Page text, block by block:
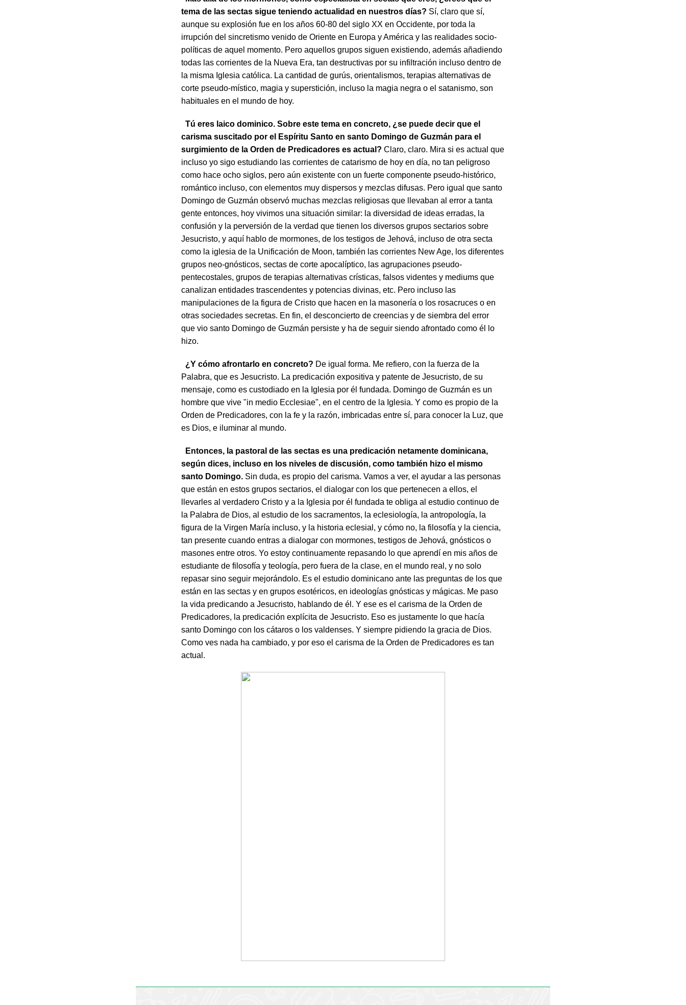
tema de las sectas sigue teniendo actualidad en nuestros días? Sí, claro que sí,
aunque su explosión fue en los años 60-80 del siglo XX en Occidente, por toda la
irrupción del sincretismo venido de Oriente en Europa y América y las realidades socio-
políticas de aquel momento. Pero aquellos grupos siguen existiendo, además añadiendo
todas las corrientes de la Nueva Era, tan destructivas por su infiltración incluso dentro de
la misma Iglesia católica. La cantidad de gurús, orientalismos, terapias alternativas de
corte pseudo-místico, magia y superstición, incluso la magia negra o el satanismo, son
habituales en el mundo de hoy.
Tú eres laico dominico. Sobre este tema en concreto, ¿se puede decir que el
carisma suscitado por el Espíritu Santo en santo Domingo de Guzmán para el
surgimiento de la Orden de Predicadores es actual?Claro, claro. Mira si es actual que
incluso yo sigo estudiando las corrientes de catarismo de hoy en día, no tan peligroso
como hace ocho siglos, pero aún existente con un fuerte componente pseudo-histórico,
romántico incluso, con elementos muy dispersos y mezclas difusas. Pero igual que santo
Domingo de Guzmán observó muchas mezclas religiosas que llevaban al error a tanta
gente entonces, hoy vivimos una situación similar: la diversidad de ideas erradas, la
confusión y la perversión de la verdad que tienen los diversos grupos sectarios sobre
Jesucristo, y aquí hablo de mormones, de los testigos de Jehová, incluso de otra secta
como la iglesia de la Unificación de Moon, también las corrientes New Age, los diferentes
grupos neo-gnósticos, sectas de corte apocalíptico, las agrupaciones pseudo-
pentecostales, grupos de terapias alternativas crísticas, falsos videntes y mediums que
canalizan entidades trascendentes y potencias divinas, etc. Pero incluso las
manipulaciones de la figura de Cristo que hacen en la masonería o los rosacruces o en
otras sociedades secretas. En fin, el desconcierto de creencias y de siembra del error
que vio santo Domingo de Guzmán persiste y ha de seguir siendo afrontado como él lo
hizo.
¿Y cómo afrontarlo en concreto? De igual forma. Me refiero, con la fuerza de la
Palabra, que es Jesucristo. La predicación expositiva y patente de Jesucristo, de su
mensaje, como es custodiado en la Iglesia por él fundada. Domingo de Guzmán es un
hombre que vive "in medio Ecclesiae", en el centro de la Iglesia. Y como es propio de la
Orden de Predicadores, con la fe y la razón, imbricadas entre sí, para conocer la Luz, que
es Dios, e iluminar al mundo.
Entonces, la pastoral de las sectas es una predicación netamente dominicana,
según dices, incluso en los niveles de discusión, como también hizo el mismo
santo Domingo. Sin duda, es propio del carisma. Vamos a ver, el ayudar a las personas
que están en estos grupos sectarios, el dialogar con los que pertenecen a ellos, el
llevarles al verdadero Cristo y a la Iglesia por él fundada te obliga al estudio continuo de
la Palabra de Dios, al estudio de los sacramentos, la eclesiología, la antropología, la
figura de la Virgen María incluso, y la historia eclesial, y cómo no, la filosofía y la ciencia,
tan presente cuando entras a dialogar con mormones, testigos de Jehová, gnósticos o
masones entre otros. Yo estoy continuamente repasando lo que aprendí en mis años de
estudiante de filosofía y teología, pero fuera de la clase, en el mundo real, y no solo
repasar sino seguir mejorándolo. Es el estudio dominicano ante las preguntas de los que
están en las sectas y en grupos esotéricos, en ideologías gnósticas y mágicas. Me paso
la vida predicando a Jesucristo, hablando de él. Y ese es el carisma de la Orden de
Predicadores, la predicación explícita de Jesucristo. Eso es justamente lo que hacía
santo Domingo con los cátaros o los valdenses. Y siempre pidiendo la gracia de Dios.
Como ves nada ha cambiado, y por eso el carisma de la Orden de Predicadores es tan
actual.